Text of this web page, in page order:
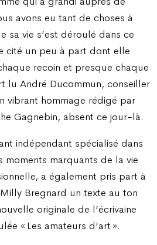
avons eu tant de choses à
sa vie s’est déroulé dans ce
cité un peu à part dont elle
recoin et presque chaque
lu André Ducommun, conseiller
vibrant hommage rédigé par
Gagnebin, absent ce jour-là.
indépendant spécialisé dans
moments marquants de la vie
a également pris part à
Bregnard un texte au ton
originale de l’écrivaine
« Les amateurs d’art ».